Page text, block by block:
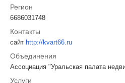
Регион
6686031748
Контакты
сайт http://kvart66.ru
Объединения
Ассоциация "Уральская палата
Услуги